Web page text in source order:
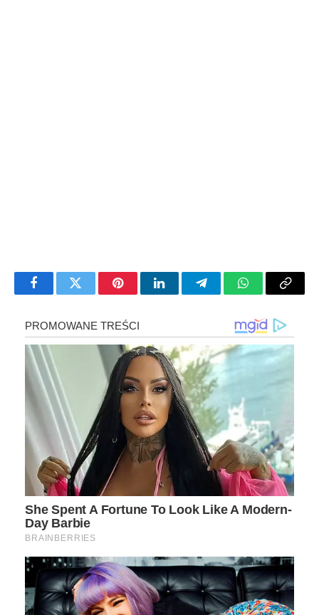
FacebookTwitter PinterestLinkedInTelegramWhatsApp
Copy